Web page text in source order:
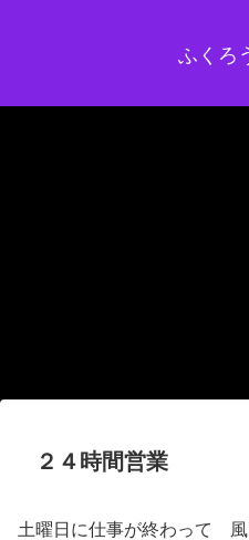
ふくろ
２４時間営業
土曜日に仕事が終わって